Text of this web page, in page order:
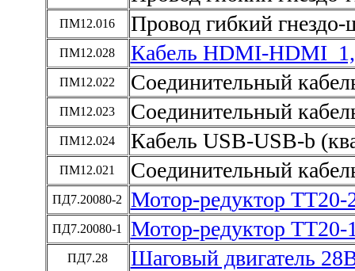
ПМ12.016 Провод гибкий
ПМ12.028 Кабель HDMI-HDMI
ПМ12.022 Соединительный
ПМ12.023 Соединительный
ПМ12.024 Кабель USB-USB-b
ПМ12.021 Соединительный
ПД7.20080-2 Мотор-редуктор
ПД7.20080-1 Мотор-редуктор
ПД7.28 Шаговый двигатель